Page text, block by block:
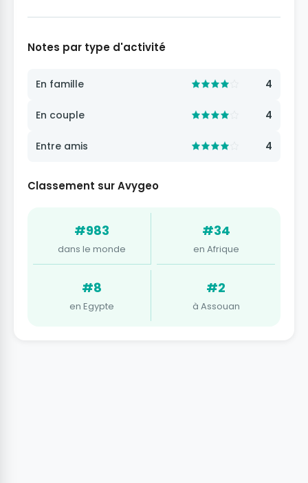
Notes par type d'activité
En famille 4
En couple 4
Entre amis 4
Classement sur Avygeo
#983
dans le monde
#34
en Afrique
#8
en Egypte
#2
à Assouan